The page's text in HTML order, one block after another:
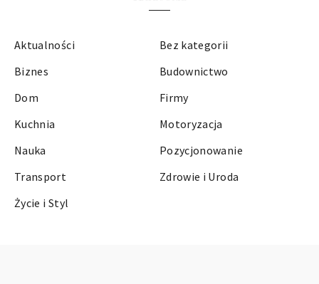
Aktualności
Bez kategorii
Biznes
Budownictwo
Dom
Firmy
Kuchnia
Motoryzacja
Nauka
Pozycjonowanie
Transport
Zdrowie i Uroda
Życie i Styl